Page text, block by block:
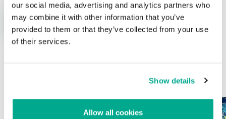
our social media, advertising and analytics partners who
may combine it with other information that you’ve
provided to them or that they’ve collected from your use
of their services.
Show details
Allow all cookies
ÚLTIMAS PUBLICACIONES